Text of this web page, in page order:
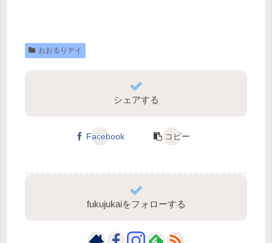
おおるりデイ
シェアする
Facebook コピー
fukujukaiをフォローする